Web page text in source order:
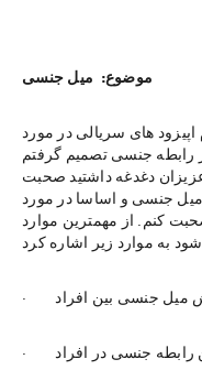
موضوع:  میل جنسی
های سریالی در مورد
رابطه جنسی تصمیم گرفتم
دغدغه داشتید صحبت
میل جنسی و اساسا در مورد
کنم. از مهمترین موارد
کاهش میل جنسی بین افراد
رابطه جنسی در افراد